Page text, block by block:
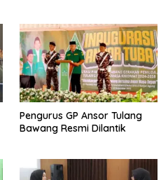
Pengurus GP Ansor Tulang
Bawang Resmi Dilantik